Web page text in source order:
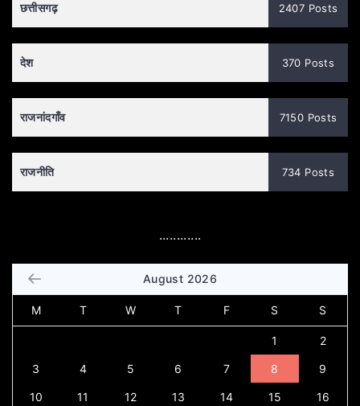
छत्तीसगढ़ 2407 Posts
देश 370 Posts
राजनांदगाँव 7150 Posts
राजनीति 734 Posts
............
August 2026
M T W T F S S
1 2
3 4 5 6 7 8 9
10 11 12 13 14 15 16